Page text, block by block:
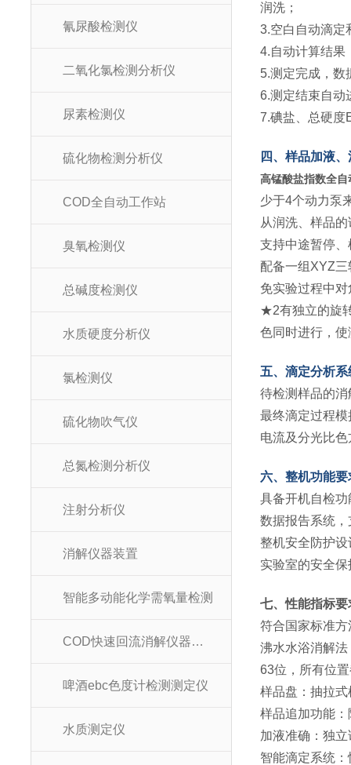
氰尿酸检测仪
二氧化氯检测分析仪
尿素检测仪
硫化物检测分析仪
COD全自动工作站
臭氧检测仪
总碱度检测仪
水质硬度分析仪
氯检测仪
硫化物吹气仪
总氮检测分析仪
注射分析仪
消解仪器装置
智能多动能化学需氧量检测
COD快速回流消解仪器装置
啤酒ebc色度计检测测定仪
水质测定仪
润洗；
3.空白自动滴定
4.自动计算结果
5.测定完成，数
6.测定结束自动
7.碘盐、总硬度
四、样品加液
高锰酸盐指数全
少于4个动力泵
从润洗、样品
支持中途暂停
配备一组XYZ
免实验过程中
★2有独立的旋
色同时进行，
五、滴定分析系
待检测样品的
最终滴定过程
电流及分光比
六、整机功能要
具备开机自检
数据报告系统
整机安全防护
实验室的安全保
七、性能指标要
符合国家标准
沸水水浴消解
63位，所有位
样品盘：抽拉
样品追加功能
加液准确：独
智能滴定系统